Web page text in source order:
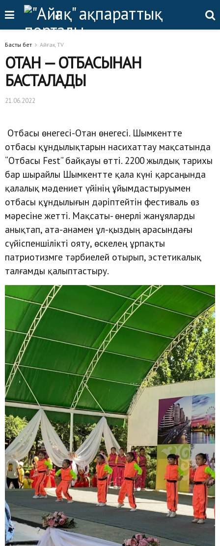
Басты бет Айғақ TV
ОТАН — ОТБАСЫНАН
БАСТАЛАДЫ
21.06.2022
Отбасы өнегесі-Отан өнегесі. Шымкентте
отбасы құндылықтарын насихаттау мақсатында
“Отбасы Fest” байқауы өтті. 2200 жылдық тарихы
бар шырайлы Шымкентте қала күні қарсаңында
қалалық мәдениет үйінің ұйымдастыруымен
отбасы құндылығын дәріптейтін фестиваль өз
мәресіне жетті. Мақсаты- өнерлі жанұяларды
анықтап, ата-анамен ұл-қыздың арасындағы
сүйіспеншілікті ояту, өскелең ұрпақты
патриотизмге тәрбиелей отырып, эстетикалық
талғамды қалыптастыру.